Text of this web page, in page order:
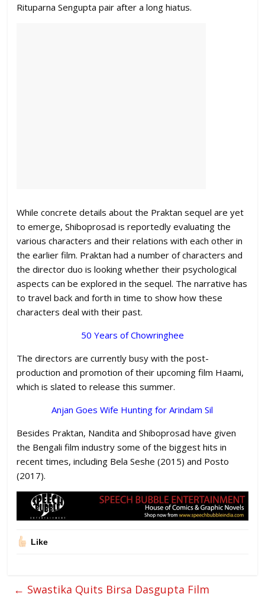
Rituparna Sengupta pair after a long hiatus.
While concrete details about the Praktan sequel are yet
to emerge, Shiboprosad is reportedly evaluating the
various characters and their relations with each other in
the earlier film. Praktan had a number of characters and
the director duo is looking whether their psychological
aspects can be explored in the sequel. The narrative has
to travel back and forth in time to show how these
characters deal with their past.
50 Years of Chowringhee
The directors are currently busy with the post-
production and promotion of their upcoming film Haami,
which is slated to release this summer.
Anjan Goes Wife Hunting for Arindam Sil
Besides Praktan, Nandita and Shiboprosad have given
the Bengali film industry some of the biggest hits in
recent times, including Bela Seshe (2015) and Posto
(2017).
Like
← Swastika Quits Birsa Dasgupta Film